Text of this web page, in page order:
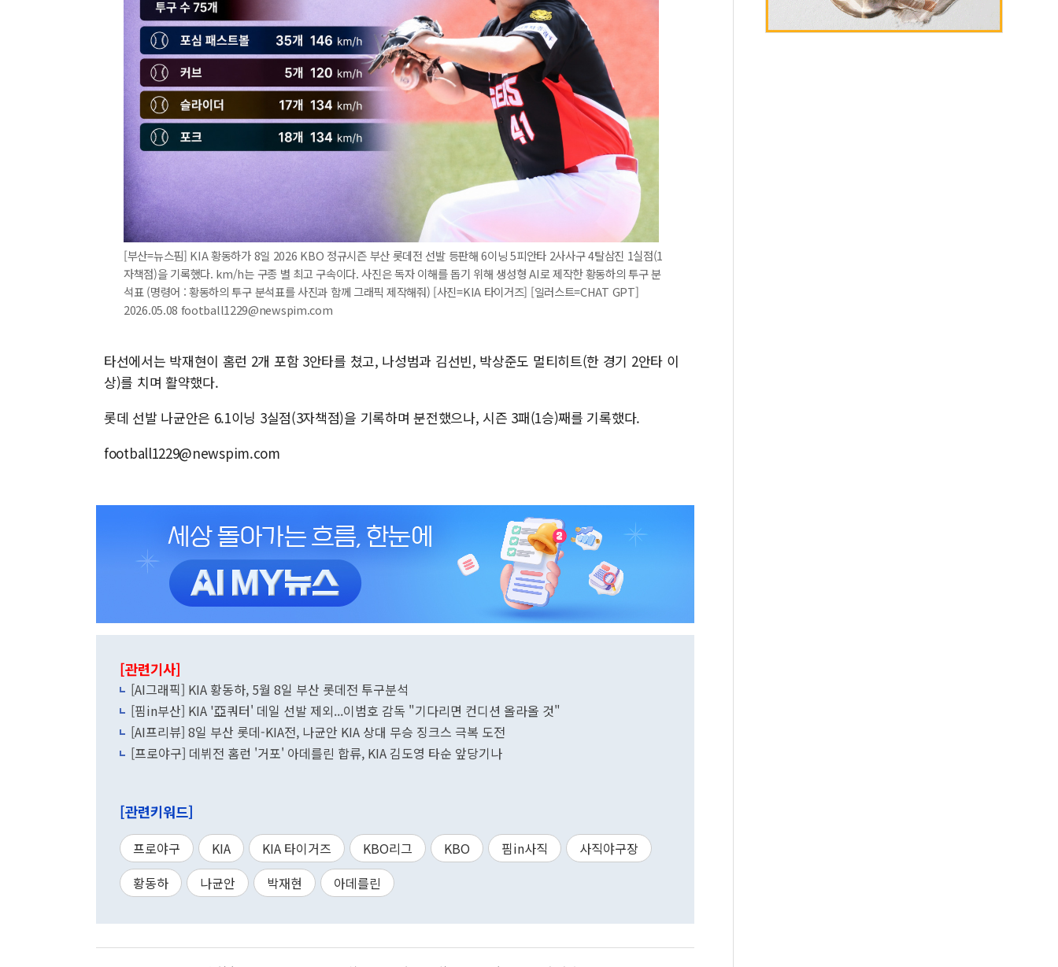
[부산=뉴스핌] KIA 황동하가 8일 2026 KBO 정규시즌 부산 롯데전 선발 등판해 6이닝 5피안타 2사사구 4탈삼진 1실점(1
자책점)을 기록했다. km/h는 구종 별 최고 구속이다. 사진은 독자 이해를 돕기 위해 생성형 AI로 제작한 황동하의 투구 분
석표 (명령어 : 황동하의 투구 분석표를 사진과 함께 그래픽 제작해줘) [사진=KIA 타이거즈] [일러스트=CHAT GPT]
2026.05.08 football1229@newspim.com
타선에서는 박재현이 홈런 2개 포함 3안타를 쳤고, 나성범과 김선빈, 박상준도 멀티히트(한 경기 2안타 이
상)를 치며 활약했다.
롯데 선발 나균안은 6.1이닝 3실점(3자책점)을 기록하며 분전했으나, 시즌 3패(1승)째를 기록했다.
football1229@newspim.com
[관련기사]
[AI그래픽] KIA 황동하, 5월 8일 부산 롯데전 투구분석
[핌in부산] KIA '亞쿼터' 데일 선발 제외...이범호 감독 "기다리면 컨디션 올라올 것"
[AI프리뷰] 8일 부산 롯데-KIA전, 나균안 KIA 상대 무승 징크스 극복 도전
[프로야구] 데뷔전 홈런 '거포' 아데를린 합류, KIA 김도영 타순 앞당기나
[관련키워드]
프로야구 KIA KIA 타이거즈 KBO리그 KBO 핌in사직
사직야구장
황동하
나균안 박재현 아데를린